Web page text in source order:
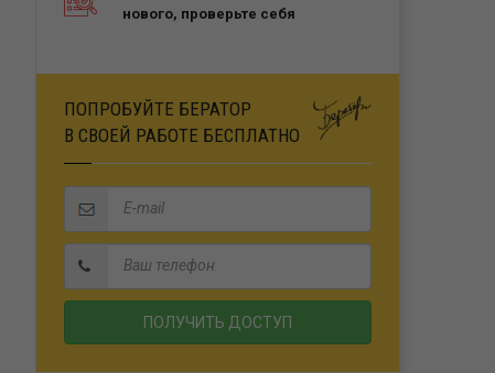
нового, проверьте себя
ПОПРОБУЙТЕ БЕРАТОР
В СВОЕЙ РАБОТЕ БЕСПЛАТНО